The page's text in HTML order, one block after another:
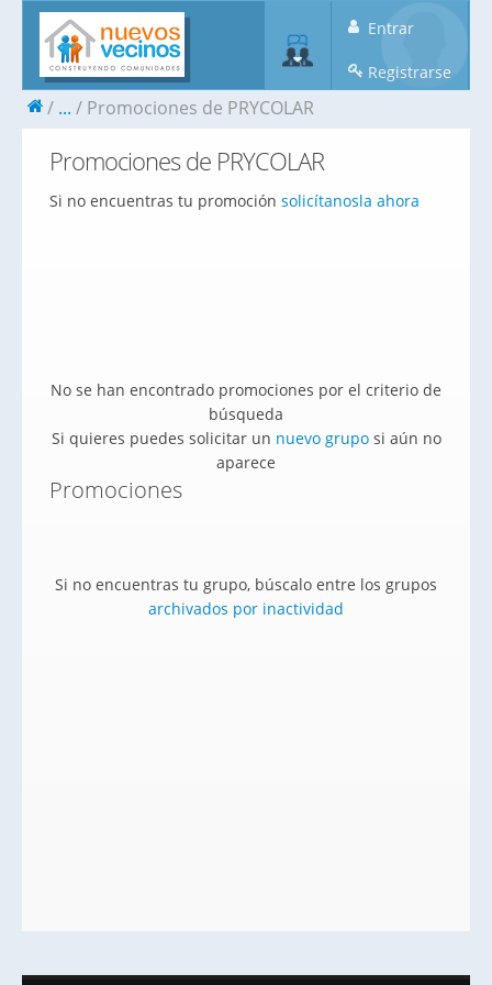
Entrar
Registrarse
... Promociones de PRYCOLAR
Promociones de PRYCOLAR
Si no encuentras tu promoción solicítanosla ahora
No se han encontrado promociones por el criterio de
búsqueda
Si quieres puedes solicitar un nuevo gruposi aún no
aparece
Promociones
Si no encuentras tu grupo, búscalo entre los grupos
archivados por inactividad